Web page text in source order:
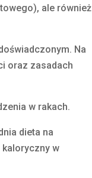
ale również
Na
oraz zasadach
w rakach.
dieta na
w